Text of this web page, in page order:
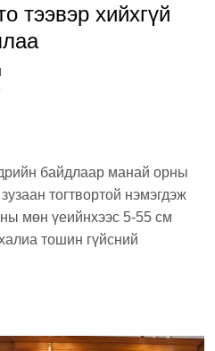
тээвэр хийхгүй
байдлаар манай орны
тогтвортой нэмэгдэж
мөн үеийнхээс 5-55 см
тошин гүйсний